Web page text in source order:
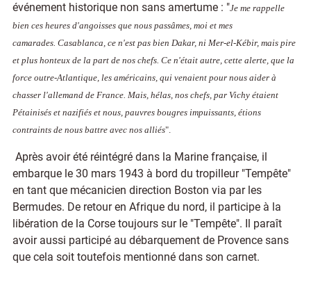
événement historique non sans amertume : "Je me rappelle
bien ces heures d'angoisses que nous passâmes, moi et mes
camarades. Casablanca, ce n'est pas bien Dakar, ni Mer-el-Kébir, mais pire
et plus honteux de la part de nos chefs. Ce n'était autre, cette alerte, que la
force outre-Atlantique, les américains, qui venaient pour nous aider à
chasser l'allemand de France. Mais, hélas, nos chefs, par Vichy étaient
Pétainisés et nazifiés et nous, pauvres bougres impuissants, étions
contraints de nous battre avec nos alliés".
Après avoir été réintégré dans la Marine française, il
embarque le 30 mars 1943 à bord du tropilleur "Tempête"
en tant que mécanicien direction Boston via par les
Bermudes. De retour en Afrique du nord, il participe à la
libération de la Corse toujours sur le "Tempête". Il paraît
avoir aussi participé au débarquement de Provence sans
que cela soit toutefois mentionné dans son carnet.